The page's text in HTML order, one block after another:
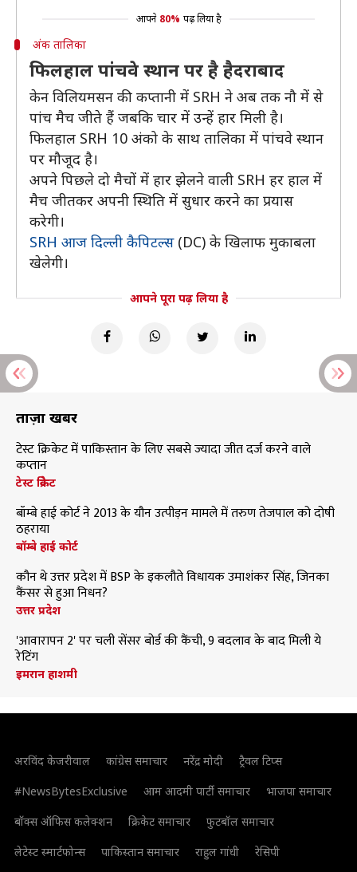
आपने 80% पढ़ लिया है
अंक तालिका
फिलहाल पांचवे स्थान पर है हैदराबाद
केन विलियमसन की कप्तानी में SRH ने अब तक नौ में से
पांच मैच जीते हैं जबकि चार में उन्हें हार मिली है।
फिलहाल SRH 10 अंको के साथ तालिका में पांचवे स्थान
पर मौजूद है।
अपने पिछले दो मैचों में हार झेलने वाली SRH हर हाल में
मैच जीतकर अपनी स्थिति में सुधार करने का प्रयास
करेगी।
SRH आज दिल्ली कैपिटल्स(DC) के खिलाफ मुकाबला
खेलेगी।
आपने पूरा पढ़ लिया है
ताज़ा खबरें
टेस्ट क्रिकेट में पाकिस्तान के लिए सबसे ज्यादा जीत दर्ज करने वाले
कप्तान
टेस्ट क्रिकेट
बॉम्बे हाई कोर्ट ने 2013 के यौन उत्पीड़न मामले में तरुण तेजपाल को दोषी
ठहराया
बॉम्बे हाई कोर्ट
कौन थे उत्तर प्रदेश में BSP के इकलौते विधायक उमाशंकर सिंह, जिनका
कैंसर से हुआ निधन?
उत्तर प्रदेश
'आवारापन 2' पर चली सेंसर बोर्ड की कैंची, 9 बदलाव के बाद मिली ये
रेटिंग
इमरान हाशमी
अरविंद केजरीवाल कांग्रेस समाचार नरेंद्र मोदी
ट्रैवल टिप्स
#NewsBytesExclusive
आम आदमी पार्टी समाचार
भाजपा समाचार
बॉक्स ऑफिस कलेक्शन
क्रिकेट समाचार
फुटबॉल समाचार
लेटेस्ट स्मार्टफोन्स
पाकिस्तान समाचार राहुल गांधी रेसिपी